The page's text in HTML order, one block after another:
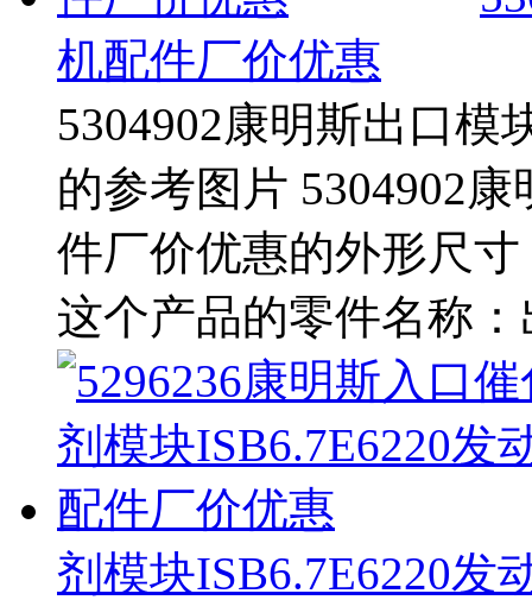
机配件厂价优惠
5304902康明斯出口模
的参考图片 5304902
件厂价优惠的外形尺
这个产品的零件名称
剂模块ISB6.7E6220发